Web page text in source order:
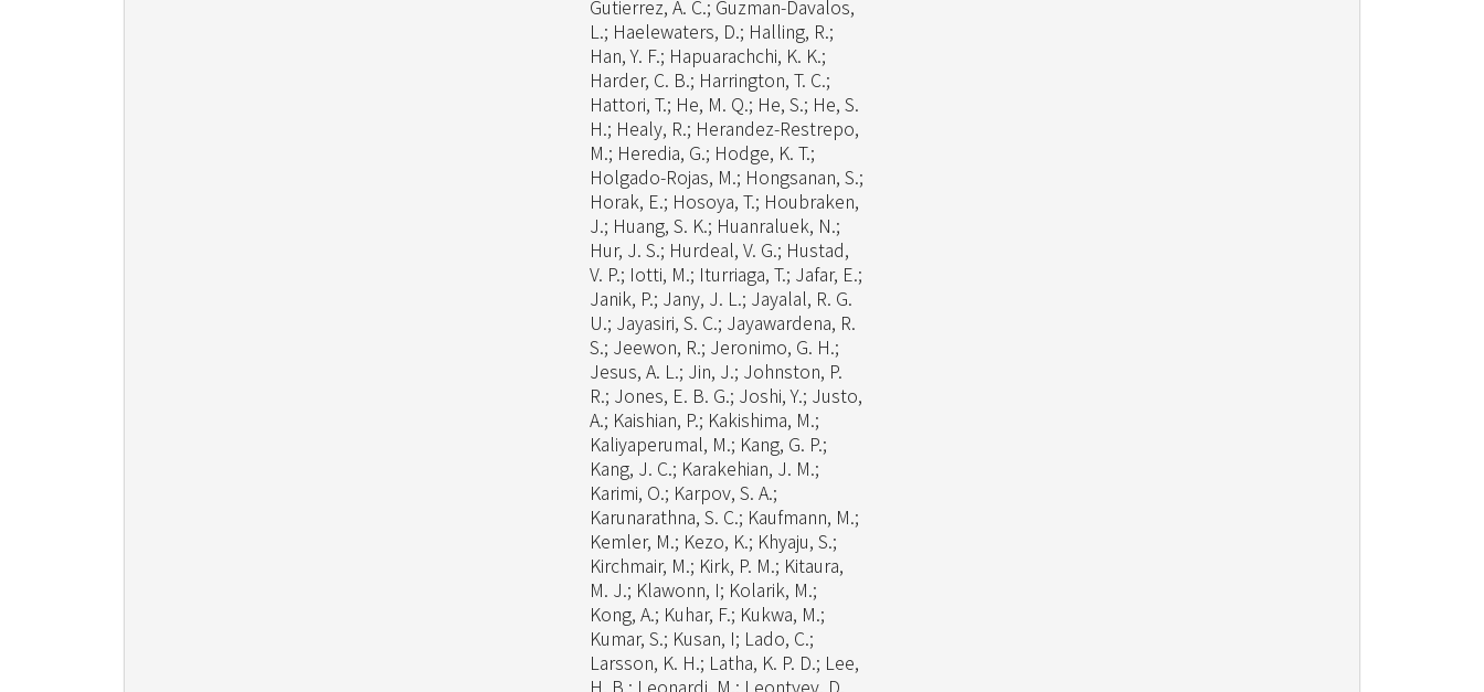
Gutierrez, A. C.; Guzman-Davalos,
L.; Haelewaters, D.; Halling, R.;
Han, Y. F.; Hapuarachchi, K. K.;
Harder, C. B.; Harrington, T. C.;
Hattori, T.; He, M. Q.; He, S.; He, S.
H.; Healy, R.; Herandez-Restrepo,
M.; Heredia, G.; Hodge, K. T.;
Holgado-Rojas, M.; Hongsanan, S.;
Horak, E.; Hosoya, T.; Houbraken,
J.; Huang, S. K.; Huanraluek, N.;
Hur, J. S.; Hurdeal, V. G.; Hustad,
V. P.; Iotti, M.; Iturriaga, T.; Jafar, E.;
Janik, P.; Jany, J. L.; Jayalal, R. G.
U.; Jayasiri, S. C.; Jayawardena, R.
S.; Jeewon, R.; Jeronimo, G. H.;
Jesus, A. L.; Jin, J.; Johnston, P.
R.; Jones, E. B. G.; Joshi, Y.; Justo,
A.; Kaishian, P.; Kakishima, M.;
Kaliyaperumal, M.; Kang, G. P.;
Kang, J. C.; Karakehian, J. M.;
Karimi, O.; Karpov, S. A.;
Karunarathna, S. C.; Kaufmann, M.;
Kemler, M.; Kezo, K.; Khyaju, S.;
Kirchmair, M.; Kirk, P. M.; Kitaura,
M. J.; Klawonn, I; Kolarik, M.;
Kong, A.; Kuhar, F.; Kukwa, M.;
Kumar, S.; Kusan, I; Lado, C.;
Larsson, K. H.; Latha, K. P. D.; Lee,
H. B.; Leonardi, M.; Leontyev, D.